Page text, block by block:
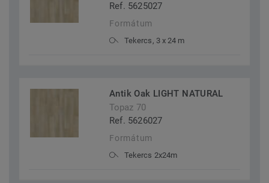
Ref. 5625027
Formátum
Tekercs, 3 x 24 m
Antik Oak LIGHT NATURAL
Topaz 70
Ref. 5626027
Formátum
Tekercs 2x24m